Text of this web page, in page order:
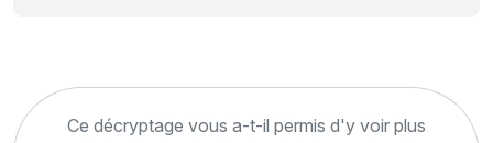
Ce décryptage vous a-t-il permis d'y voir plus